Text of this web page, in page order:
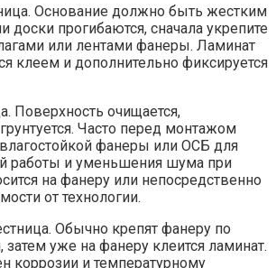
Основание должно быть жестким
доски прогибаются, сначала укрепите
или лентами фанеры. Ламинат
клеем и дополнительно фиксируется
Поверхность очищается,
Часто перед монтажом
фанеры или ОСБ для
работы и уменьшения шума при
на фанеру или непосредственно
от технологии.
Обычно крепят фанеру по
затем уже на фанеру клеится ламинат.
коррозии и температурному